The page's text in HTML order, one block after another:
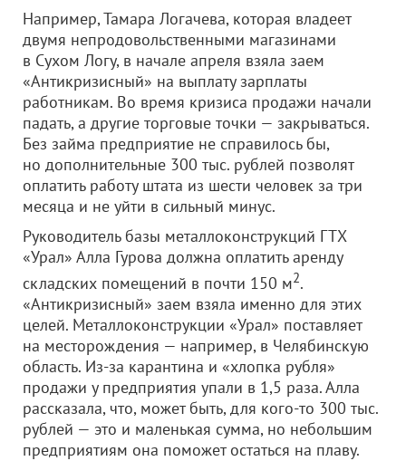
Например, Тамара Логачева, которая владеет
двумя непродовольственными магазинами
в Сухом Логу, в начале апреля взяла заем
«Антикризисный» на выплату зарплаты
работникам. Во время кризиса продажи начали
падать, а другие торговые точки — закрываться.
Без займа предприятие не справилось бы,
но дополнительные 300 тыс. рублей позволят
оплатить работу штата из шести человек за три
месяца и не уйти в сильный минус.
Руководитель базы металлоконструкций ГТХ
«Урал» Алла Гурова должна оплатить аренду
складских помещений в почти 150 м2.
«Антикризисный» заем взяла именно для этих
целей. Металлоконструкции «Урал» поставляет
на месторождения — например, в Челябинскую
область. Из-за карантина и «хлопка рубля»
продажи у предприятия упали в 1,5 раза. Алла
рассказала, что, может быть, для кого-то 300 тыс.
рублей — это и маленькая сумма, но небольшим
предприятиям она поможет остаться на плаву.